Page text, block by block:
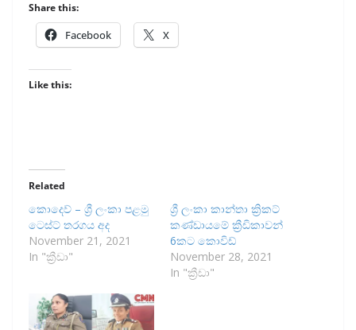
Share this:
Facebook X
Like this:
Related
කොදෙව් – ශ්‍රී ලංකා පළමු
ටෙස්ට් තරගය අද
November 21, 2021
In "ක්‍රීඩා"
ශ්‍රී ලංකා කාන්තා ක්‍රිකට්
කණ්ඩායමේ ක්‍රීඩිකාවන්
6කට කොවිඩ්
November 28, 2021
In "ක්‍රීඩා"